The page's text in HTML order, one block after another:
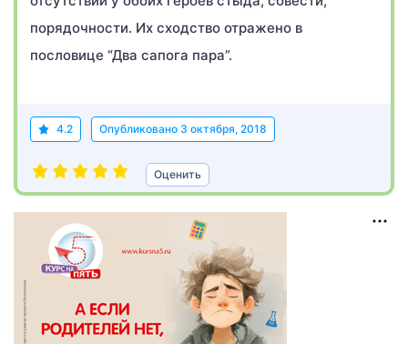
порядочности. Их сходство отражено в
пословице “Два сапога пара”.
4.2 Опубликовано 3 октября, 2018
Оценить